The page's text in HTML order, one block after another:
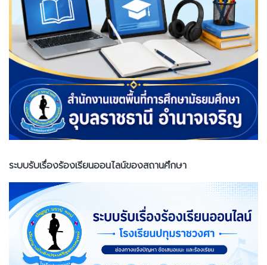
ระบบรับเรื่องร้องเรียนออนไลน์ของสถานศึกษา